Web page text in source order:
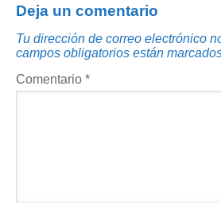
Deja un comentario
Tu dirección de correo electrónico
campos obligatorios están
Comentario *